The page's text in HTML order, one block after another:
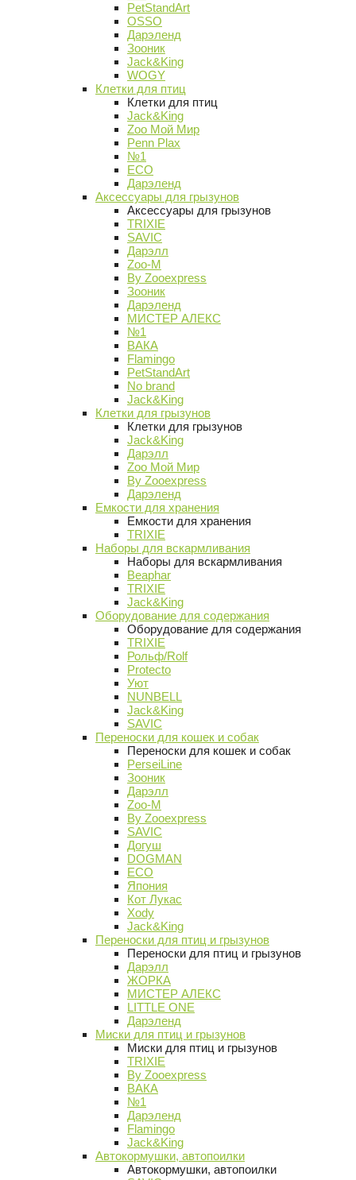
PetStandArt
OSSO
Дарэленд
Зооник
Jack&King
WOGY
Клетки для птиц
Клетки для птиц
Jack&King
Zoo Мой Мир
Penn Plax
№1
ECO
Дарэленд
Аксессуары для грызунов
Аксессуары для грызунов
TRIXIE
SAVIC
Дарэлл
Zoo-M
By Zooexpress
Зооник
Дарэленд
МИСТЕР АЛЕКС
№1
ВАКА
Flamingo
PetStandArt
No brand
Jack&King
Клетки для грызунов
Клетки для грызунов
Jack&King
Дарэлл
Zoo Мой Мир
By Zooexpress
Дарэленд
Емкости для хранения
Емкости для хранения
TRIXIE
Наборы для вскармливания
Наборы для вскармливания
Beaphar
TRIXIE
Jack&King
Оборудование для содержания
Оборудование для содержания
TRIXIE
Рольф/Rolf
Protecto
Уют
NUNBELL
Jack&King
SAVIC
Переноски для кошек и собак
Переноски для кошек и собак
PerseiLine
Зооник
Дарэлл
Zoo-M
By Zooexpress
SAVIC
Догуш
DOGMAN
ECO
Япония
Кот Лукас
Xody
Jack&King
Переноски для птиц и грызунов
Переноски для птиц и грызунов
Дарэлл
ЖОРКА
МИСТЕР АЛЕКС
LITTLE ONE
Дарэленд
Миски для птиц и грызунов
Миски для птиц и грызунов
TRIXIE
By Zooexpress
ВАКА
№1
Дарэленд
Flamingo
Jack&King
Автокормушки, автопоилки
Автокормушки, автопоилки